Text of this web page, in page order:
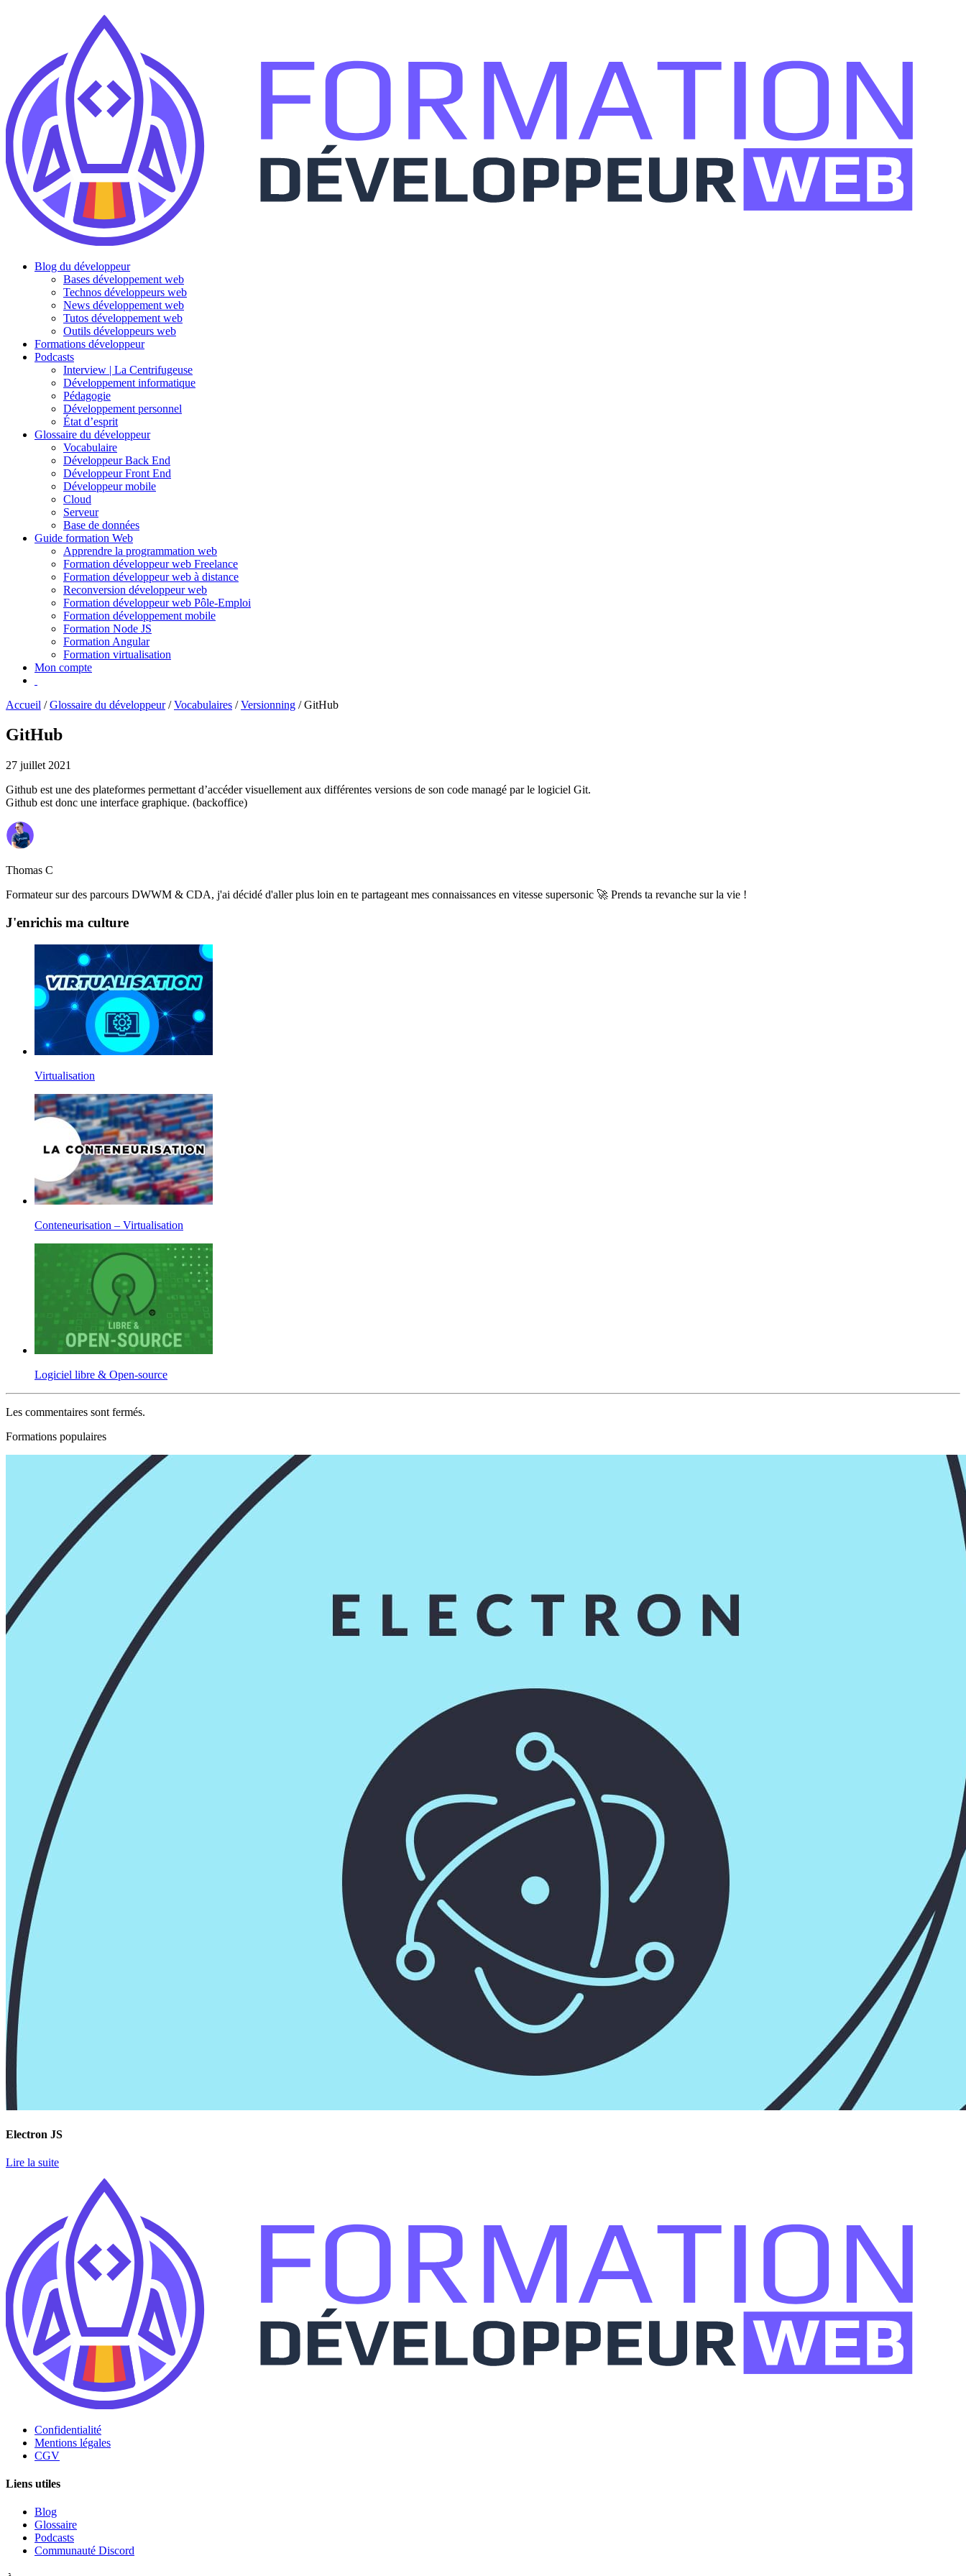
Blog du développeur
Bases développement web
Technos développeurs web
News développement web
Tutos développement web
Outils développeurs web
Formations développeur
Podcasts
Interview | La Centrifugeuse
Développement informatique
Pédagogie
Développement personnel
État d’esprit
Glossaire du développeur
Vocabulaire
Développeur Back End
Développeur Front End
Développeur mobile
Cloud
Serveur
Base de données
Guide formation Web
Apprendre la programmation web
Formation développeur web Freelance
Formation développeur web à distance
Reconversion développeur web
Formation développeur web Pôle-Emploi
Formation développement mobile
Formation Node JS
Formation Angular
Formation virtualisation
Mon compte
Accueil /Glossaire du développeur/Vocabulaires /Versionning /GitHub
GitHub
27 juillet 2021
Github est une des plateformes permettant d’accéder visuellement aux différentes versions de son code managé par le logiciel Git.
Github est donc une interface graphique. (backoffice)
Thomas C
Formateur sur des parcours DWWM & CDA, j'ai décidé d'aller plus loin en te partageant mes connaissances en vitesse supersonic 🚀 Prends ta revanche sur la vie !
J'enrichis ma culture
Virtualisation
Conteneurisation – Virtualisation
Logiciel libre & Open-source
Les commentaires sont fermés.
Formations populaires
Electron JS
Lire la suite
Confidentialité
Mentions légales
CGV
Liens utiles
Blog
Glossaire
Podcasts
Communauté Discord